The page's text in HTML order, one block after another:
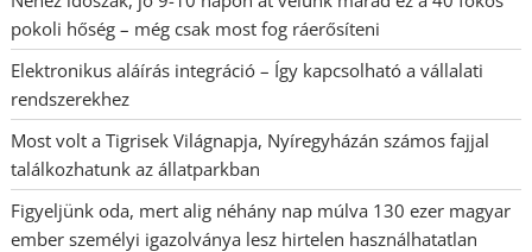
pokoli hőség – még csak most fog ráerősíteni
Elektronikus aláírás integráció – Így kapcsolható a vállalati
rendszerekhez
Most volt a Tigrisek Világnapja, Nyíregyházán számos fajjal
találkozhatunk az állatparkban
Figyeljünk oda, mert alig néhány nap múlva 130 ezer magyar
ember személyi igazolványa lesz hirtelen használhatatlan